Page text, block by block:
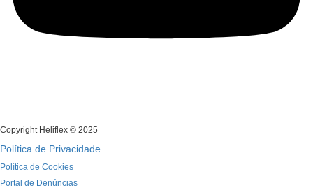
Copyright Heliflex © 2025
Política de Privacidade
Política de Cookies
Portal de Denúncias